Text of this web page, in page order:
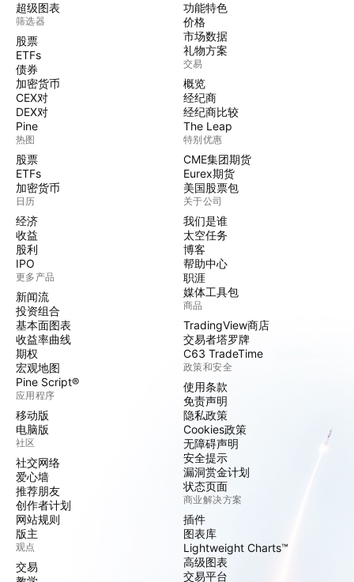
超级图表
筛选器
股票
ETFs
债券
加密货币
CEX对
DEX对
Pine
热图
股票
ETFs
加密货币
日历
经济
收益
股利
IPO
更多产品
新闻流
投资组合
基本面图表
收益率曲线
期权
宏观地图
Pine Script®
应用程序
移动版
电脑版
社区
社交网络
爱心墙
推荐朋友
创作者计划
网站规则
版主
观点
交易
功能特色
价格
市场数据
礼物方案
交易
概览
经纪商
经纪商比较
The Leap
特别优惠
CME集团期货
Eurex期货
美国股票包
关于公司
我们是谁
太空任务
博客
帮助中心
职涯
媒体工具包
商品
TradingView商店
交易者塔罗牌
C63 TradeTime
政策和安全
使用条款
免责声明
隐私政策
Cookies政策
无障碍声明
安全提示
漏洞赏金计划
状态页面
商业解决方案
插件
图表库
Lightweight Charts™
高级图表
交易平台